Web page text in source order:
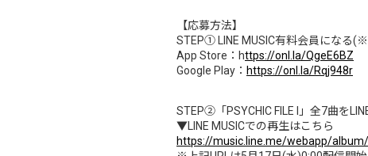
【応募方法】
STEP① LINE MUSIC有料会員になる
App Store：https://onl.la/QgeE6BZ
Google Play： https://onl.la/Rqj948r
STEP②「PSYCHIC FILE I」全7曲を
▼LINE MUSICでの再生はこちら
https://music.line.me/webapp/